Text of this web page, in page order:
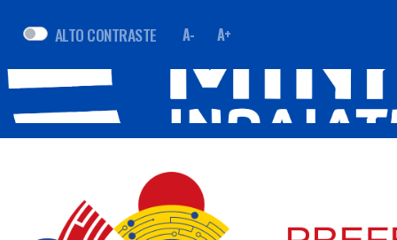
ALTO CONTRASTE A- A+